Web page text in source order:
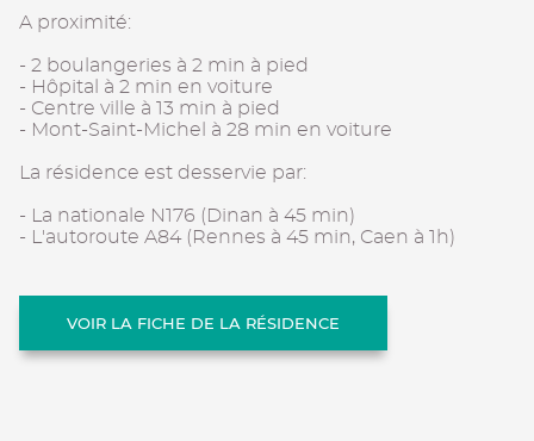
A proximité:
- 2 boulangeries à 2 min à pied
- Hôpital à 2 min en voiture
- Centre ville à 13 min à pied
- Mont-Saint-Michel à 28 min en voiture
La résidence est desservie par:
- La nationale N176 (Dinan à 45 min)
- L'autoroute A84 (Rennes à 45 min, Caen à 1h)
VOIR LA FICHE DE LA RÉSIDENCE